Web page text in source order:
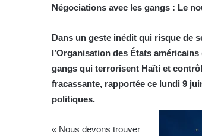
Négociations avec les gangs : Le
Dans un geste inédit qui risque de
l’Organisation des États
gangs qui terrorisent Haïti et
fracassante, rapportée ce lundi 9
politiques.
« Nous devons trouver